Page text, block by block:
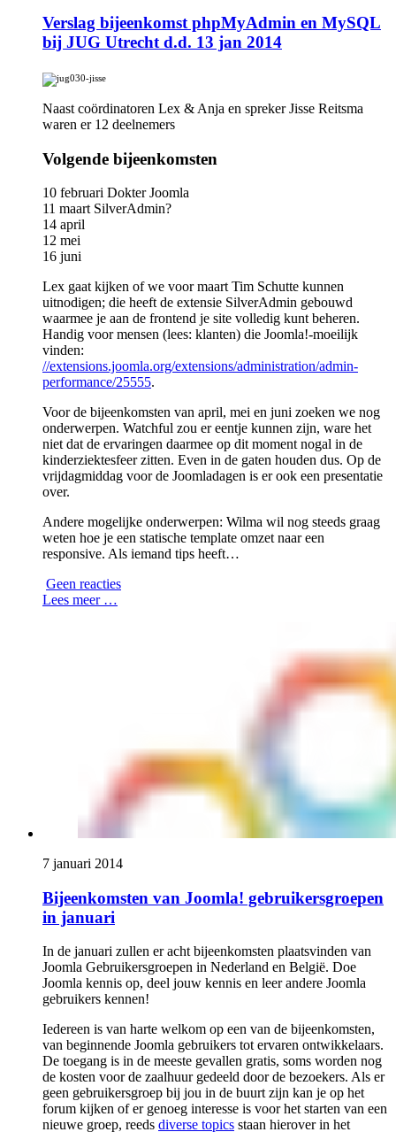
Verslag bijeenkomst phpMyAdmin en MySQL
bij JUG Utrecht d.d. 13 jan 2014
Naast coördinatoren Lex & Anja en spreker Jisse Reitsma
waren er 12 deelnemers
Volgende bijeenkomsten
10 februari Dokter Joomla
11 maart SilverAdmin?
14 april
12 mei
16 juni
Lex gaat kijken of we voor maart Tim Schutte kunnen
uitnodigen; die heeft de extensie SilverAdmin gebouwd
waarmee je aan de frontend je site volledig kunt beheren.
Handig voor mensen (lees: klanten) die Joomla!-moeilijk
vinden:
//extensions.joomla.org/extensions/administration/admin-
performance/25555.
Voor de bijeenkomsten van april, mei en juni zoeken we nog
onderwerpen. Watchful zou er eentje kunnen zijn, ware het
niet dat de ervaringen daarmee op dit moment nogal in de
kinderziektesfeer zitten. Even in de gaten houden dus. Op de
vrijdagmiddag voor de Joomladagen is er ook een presentatie
over.
Andere mogelijke onderwerpen: Wilma wil nog steeds graag
weten hoe je een statische template omzet naar een
responsive. Als iemand tips heeft…
Geen reacties
Lees meer …
7 januari 2014
Bijeenkomsten van Joomla! gebruikersgroepen
in januari
In de januari zullen er acht bijeenkomsten plaatsvinden van
Joomla Gebruikersgroepen in Nederland en België. Doe
Joomla kennis op, deel jouw kennis en leer andere Joomla
gebruikers kennen!
Iedereen is van harte welkom op een van de bijeenkomsten,
van beginnende Joomla gebruikers tot ervaren ontwikkelaars.
De toegang is in de meeste gevallen gratis, soms worden nog
de kosten voor de zaalhuur gedeeld door de bezoekers. Als er
geen gebruikersgroep bij jou in de buurt zijn kan je op het
forum kijken of er genoeg interesse is voor het starten van een
nieuwe groep, reeds diverse topics staan hierover in het